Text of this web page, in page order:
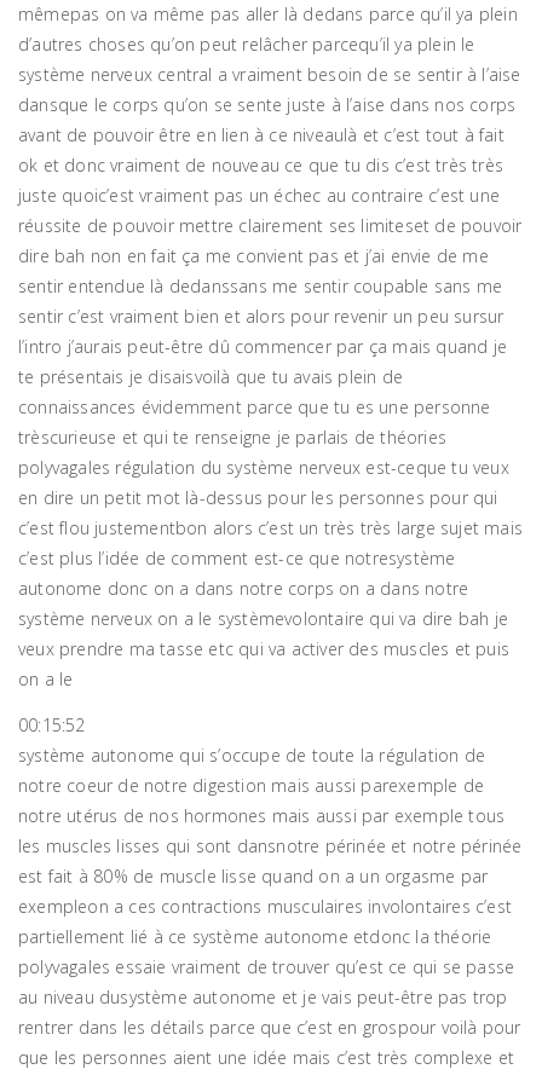
mêmepas on va même pas aller là dedans parce qu’il ya plein
d’autres choses qu’on peut relâcher parcequ’il ya plein le
système nerveux central a vraiment besoin de se sentir à l’aise
dansque le corps qu’on se sente juste à l’aise dans nos corps
avant de pouvoir être en lien à ce niveaulà et c’est tout à fait
ok et donc vraiment de nouveau ce que tu dis c’est très très
juste quoic’est vraiment pas un échec au contraire c’est une
réussite de pouvoir mettre clairement ses limiteset de pouvoir
dire bah non en fait ça me convient pas et j’ai envie de me
sentir entendue là dedanssans me sentir coupable sans me
sentir c’est vraiment bien et alors pour revenir un peu sursur
l’intro j’aurais peut-être dû commencer par ça mais quand je
te présentais je disaisvoilà que tu avais plein de
connaissances évidemment parce que tu es une personne
trèscurieuse et qui te renseigne je parlais de théories
polyvagales régulation du système nerveux est-ceque tu veux
en dire un petit mot là-dessus pour les personnes pour qui
c’est flou justementbon alors c’est un très très large sujet mais
c’est plus l’idée de comment est-ce que notresystème
autonome donc on a dans notre corps on a dans notre
système nerveux on a le systèmevolontaire qui va dire bah je
veux prendre ma tasse etc qui va activer des muscles et puis
on a le
00:15:52
système autonome qui s’occupe de toute la régulation de
notre coeur de notre digestion mais aussi parexemple de
notre utérus de nos hormones mais aussi par exemple tous
les muscles lisses qui sont dansnotre périnée et notre périnée
est fait à 80% de muscle lisse quand on a un orgasme par
exempleon a ces contractions musculaires involontaires c’est
partiellement lié à ce système autonome etdonc la théorie
polyvagales essaie vraiment de trouver qu’est ce qui se passe
au niveau dusystème autonome et je vais peut-être pas trop
rentrer dans les détails parce que c’est en grospour voilà pour
que les personnes aient une idée mais c’est très complexe et